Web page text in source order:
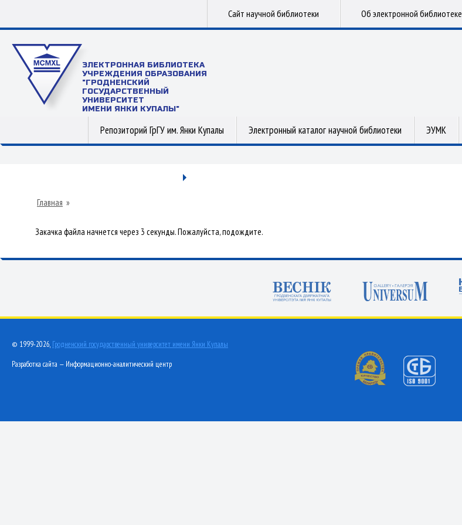
Сайт научной библиотеки Об электронной библиотеке
ЭЛЕКТРОННАЯ БИБЛИОТЕКА
УЧРЕЖДЕНИЯ ОБРАЗОВАНИЯ
"ГРОДНЕНСКИЙ
ГОСУДАРСТВЕННЫЙ
УНИВЕРСИТЕТ
ИМЕНИ ЯНКИ КУПАЛЫ"
Репозиторий ГрГУ им. Янки Купалы Электронный каталог научной библиотеки ЭУМК
Главная »
Закачка файла начнется через 3 секунды. Пожалуйста, подождите.
© 1999-2026, Гродненский государственный университет имени Янки Купалы
Разработка сайта — Информационно-аналитический центр